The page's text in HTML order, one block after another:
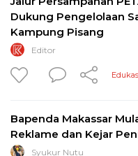
Dukung Pengelolaan
Kampung Pisang
Editor
Bapenda Makassar
Reklame dan Kejar
Syukur Nutu